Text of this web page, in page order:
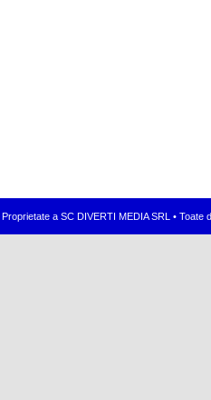
a SC DIVERTI MEDIA SRL •